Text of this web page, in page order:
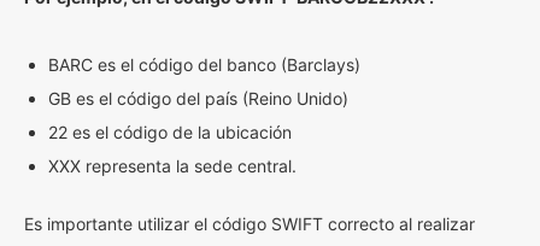
BARC es el código del banco (Barclays)
GB es el código del país (Reino Unido)
22 es el código de la ubicación
XXX representa la sede central.
Es importante utilizar el código SWIFT correcto al realizar